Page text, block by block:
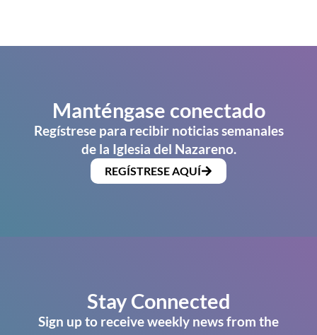
Manténgase conectado
Regístrese para recibir noticias semanales
de la Iglesia del Nazareno.
REGÍSTRESE AQUÍ
Stay Connected
Sign up to receive weekly news from the